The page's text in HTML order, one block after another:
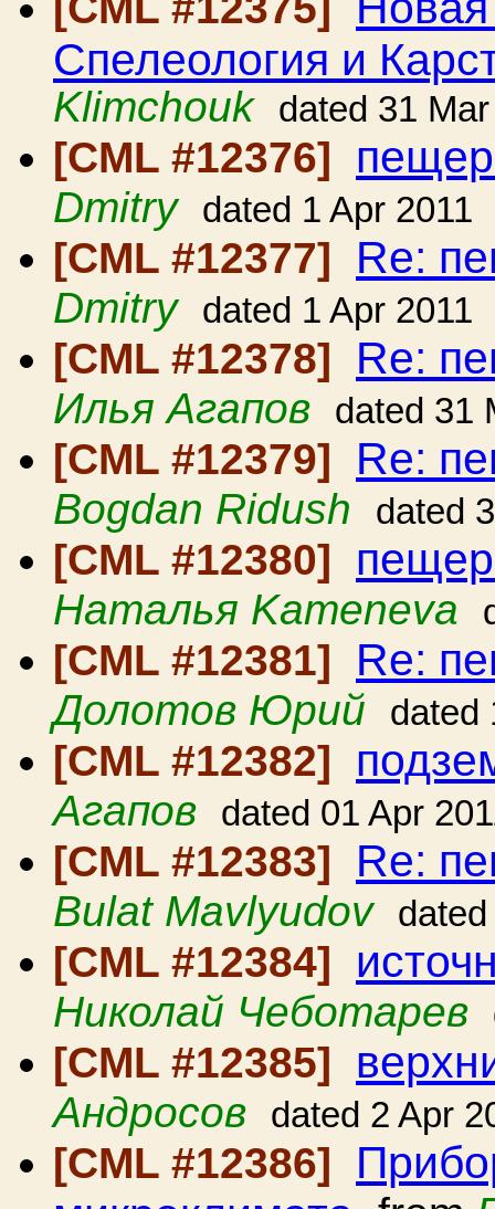
Спелеология и
Klimchouk
dated 31
[CML #12376]
Dmitry dated 1 Apr 2011
[CML #12377] Re:
Dmitry dated 1 Apr 2011
[CML #12378] Re:
Илья Агапов dated 31
[CML #12379] Re:
Bogdan Ridush dated
[CML #12380]
Наталья Kameneva
[CML #12381] Re:
Долотов Юрий dated
[CML #12382]
Агапов dated 01 Apr
[CML #12383] Re:
Bulat Mavlyudov
[CML #12384]
Николай Чеботарев
[CML #12385]
Андросов dated 2 Apr
[CML #12386]